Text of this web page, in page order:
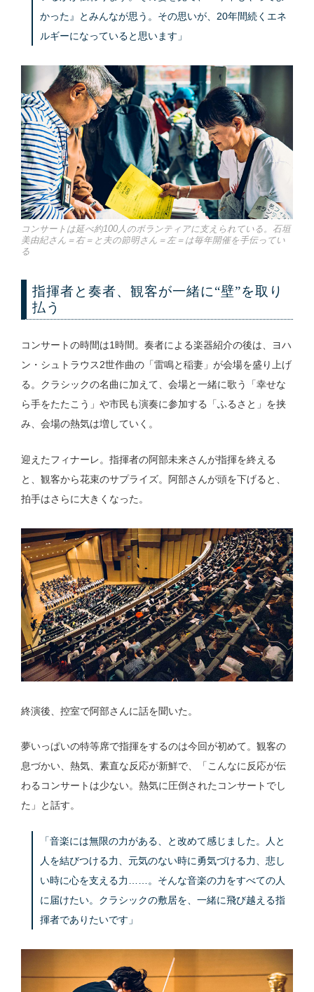
かった』とみんなが思う。その思いが、20年間続くエネ
ルギーになっていると思います」
コンサートは延べ約100人のボランティアに支えられている。石垣
美由紀さん＝右＝と夫の節明さん＝左＝は毎年開催を手伝ってい
る
指揮者と奏者、観客が一緒に“壁”を取り
払う
コンサートの時間は1時間。奏者による楽器紹介の後は、ヨハ
ン・シュトラウス2世作曲の「雷鳴と稲妻」が会場を盛り上げ
る。クラシックの名曲に加えて、会場と一緒に歌う「幸せな
ら手をたたこう」や市民も演奏に参加する「ふるさと」を挟
み、会場の熱気は増していく。
迎えたフィナーレ。指揮者の阿部未来さんが指揮を終える
と、観客から花束のサプライズ。阿部さんが頭を下げると、
拍手はさらに大きくなった。
終演後、控室で阿部さんに話を聞いた。
夢いっぱいの特等席で指揮をするのは今回が初めて。観客の
息づかい、熱気、素直な反応が新鮮で、「こんなに反応が伝
わるコンサートは少ない。熱気に圧倒されたコンサートでし
た」と話す。
「音楽には無限の力がある、と改めて感じました。人と
人を結びつける力、元気のない時に勇気づける力、悲し
い時に心を支える力……。そんな音楽の力をすべての人
に届けたい。クラシックの敷居を、一緒に飛び越える指
揮者でありたいです」